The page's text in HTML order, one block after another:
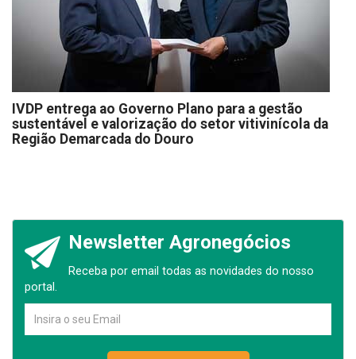
IVDP entrega ao Governo Plano para a gestão
sustentável e valorização do setor vitivinícola da
Região Demarcada do Douro
Newsletter Agronegócios
Receba por email todas as novidades do nosso
portal.